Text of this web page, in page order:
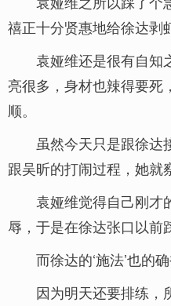
禧正十分贤惠地给徐达剥
袁娅维还是很有自知
亮很多，身材也辣得要死
顺。
虽然今天只是跟徐达
跟吴昕的打闹过程，她就
袁娅维觉得自己刚才
辱，于是在徐达张口以前
而徐达的‘施法’也的
因为明天还要排练，